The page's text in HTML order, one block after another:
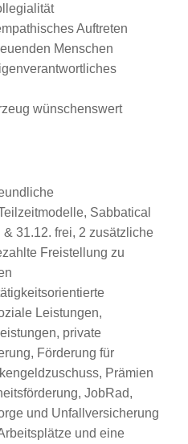
Auftreten
Menschen
wünschenswert
Sabbatical
31.12. frei, 2 zusätzliche
Freistellung zu
Leistungen,
private
Förderung für
Prämien
JobRad,
und Unfallversicherung
und eine